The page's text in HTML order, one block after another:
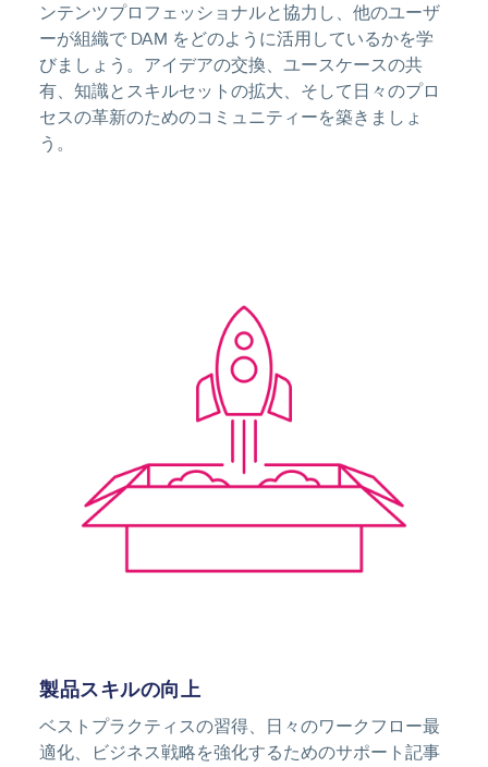
ンテンツプロフェッショナルと協力し、他のユーザ
ーが組織で DAM をどのように活用しているかを学
びましょう。アイデアの交換、ユースケースの共
有、知識とスキルセットの拡大、そして日々のプロ
セスの革新のためのコミュニティーを築きましょ
う。
製品スキルの向上
ベストプラクティスの習得、日々のワークフロー最
適化、ビジネス戦略を強化するためのサポート記事